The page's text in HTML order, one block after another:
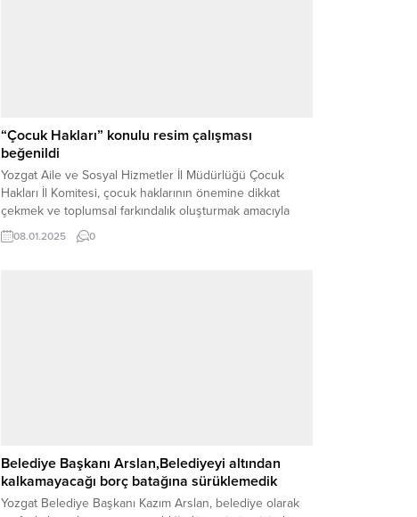
“Çocuk Hakları” konulu resim çalışması
beğenildi
Yozgat Aile ve Sosyal Hizmetler İl Müdürlüğü Çocuk
Hakları İl Komitesi, çocuk haklarının önemine dikkat
çekmek ve toplumsal farkındalık oluşturmak amacıyla
anlamlı bir etkinliğe imza attı. Agahefendi Okulu’nun
duvarına, “Çocuk Hakları” temalı bir resim çalışması
08.01.2025 0
Belediye Başkanı Arslan,Belediyeyi altından
kalkamayacağı borç batağına sürüklemedik
Yozgat Belediye Başkanı Kazım Arslan, belediye olarak